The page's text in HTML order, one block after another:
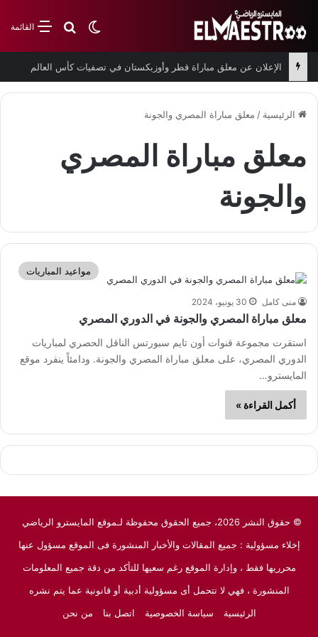
القائمةبحث عن
الوضع المظلم
الإعلان عن معلق مباراة قطر وأوزبكستان في تصفيات كأس العالم
الرئيسية / معلق مباراة المصري والجونة
معلق مباراة المصري
والجونة
مواعيد المباريات
منى كامل 30 يونيو، 2024
معلق مباراة المصري والجونة في الدوري المصري
استقرت مجموعة قنوات أون تايم سبورتس الناقل الحصري لمباريات
الدوري المصري، على معلق مباراة المصري والجونة. ودامئاً ينفرد موقع
المايسترو…
أكمل القراءة »
© حقوق النشر 2026، جميع الحقوق محفوظة لـموقع المايسترو الرياضي
إخلاء مسؤولية : جميع المقالات والأخبار المنشورة فى الموقع مسؤول عنها
محرريها فقط ، وإدارة الموقع رغم سعيها للتأكد من دقة جميع المعلومات
المنشورة ، فهي لا تتحمل أى مسؤولية أدبية أو قانونية عما يتم نشره
الرئيسية
سياسة الخصوصية اتصل بنا من نحن